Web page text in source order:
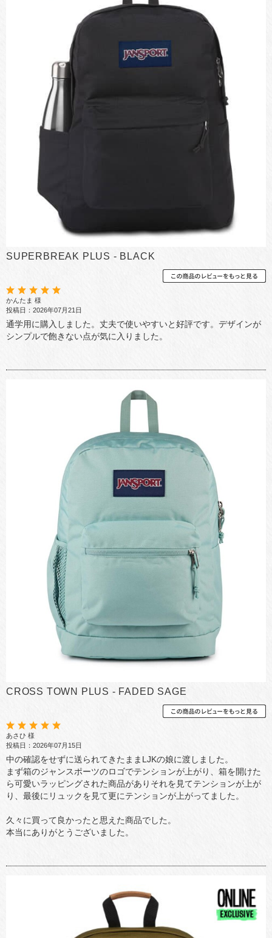
SUPERBREAK PLUS - BLACK
かんたま 様
投稿日：2026年07月21日
通学用に購入しました。丈夫で使いやすいと好評です。デザインが
シンプルで飽きない点が気に入りました。
CROSS TOWN PLUS - FADED SAGE
あさひ 様
投稿日：2026年07月15日
中の確認をせずに送られてきたままLJKの娘に渡しました。
まず箱のジャンスポーツのロゴでテンションが上がり、箱を開けた
ら可愛いラッピングされた商品がありそれを見てテンションが上が
り、最後にリュックを見て更にテンションが上がってました。
久々に買って良かったと思えた商品でした。
本当にありがとうございました。